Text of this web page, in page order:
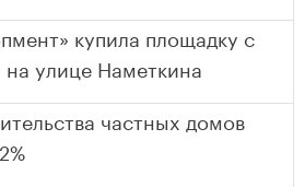
купила площадку с
улице Наметкина
частных домов